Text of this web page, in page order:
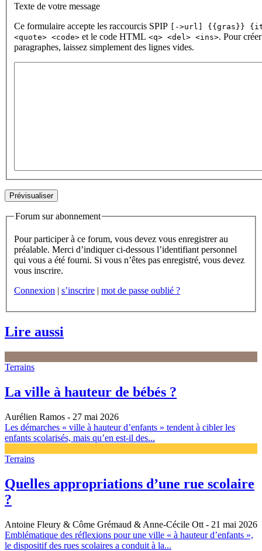
Texte de votre message
Ce formulaire accepte les raccourcis SPIP
[->url] {{gras}}
<quote> <code> et le code HTML <q> <del> <ins>. Pour
paragraphes, laissez simplement des lignes vides.
Forum sur abonnement
Pour participer à ce forum, vous devez vous enregistrer au
préalable. Merci d’indiquer ci-dessous l’identifiant personnel
qui vous a été fourni. Si vous n’êtes pas enregistré, vous devez
vous inscrire.
Connexion | s’inscrire | mot de passe oublié ?
Lire aussi
Terrains
La ville à hauteur de bébés ?
Aurélien Ramos - 27 mai 2026
Les démarches « ville à hauteur d’enfants » tendent à cibler les
enfants scolarisés, mais qu’en est-il des...
Terrains
Quelles appropriations d’une rue scolaire
?
Antoine Fleury & Côme Grémaud & Anne-Cécile Ott - 21 mai 2026
Emblématique des réflexions pour une ville « à hauteur d’enfants »,
le dispositif des rues scolaires a conduit à la...